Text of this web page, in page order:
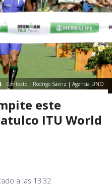
Contexto | Rodrigo Sáenz | Agencia UNO
este
ITU World
a las 13:32